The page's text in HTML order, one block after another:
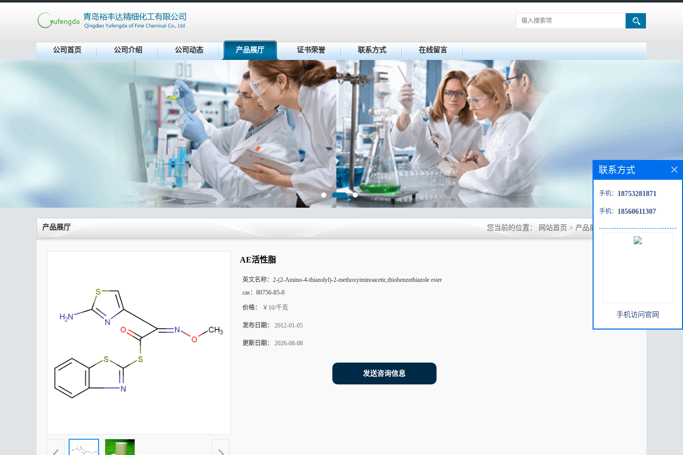
公司首页 公司介绍 公司动态 产品展厅 证书荣誉 联系方式 在线留言
产品展厅 您当前的位置： 网站首页 > 产品展厅>AE活性脂
AE活性脂
英文名称： 2-(2-Amino-4-thiazolyl)-2-methoxyiminoacetic,thiobenzothiazole ester
cas： 80756-85-0
价格： ￥10/千克
发布日期： 2012-01-05
更新日期： 2026-08-08
发送咨询信息
联系方式
手机： 18753281871
手机： 18560611307
手机访问官网